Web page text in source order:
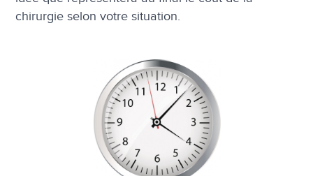
chirurgie selon votre situation.